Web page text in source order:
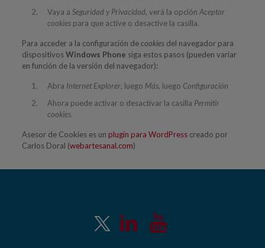
Vaya a Seguridad y Privacidad, verá la opción Aceptar
cookiespara que active o desactive la casilla.
Para acceder a la configuración decookiesdel navegador para
dispositivosWindows Phone siga estos pasos (pueden variar
en función de la versión del navegador):
Abra Internet Explorer, luego Más, luego Configuración
Ahora puede activar o desactivar la casilla Permitir
cookies.
Asesor de Cookies es un plugin para WordPresscreado por
Carlos Doral (webartesanal.com)